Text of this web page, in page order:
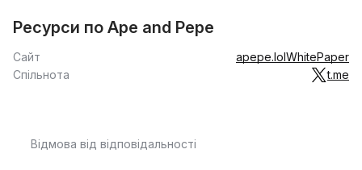
Ресурси по Ape and Pepe
Сайт apepe.lolWhitePaper
Спільнота
t.me
Відмова від відповідальності